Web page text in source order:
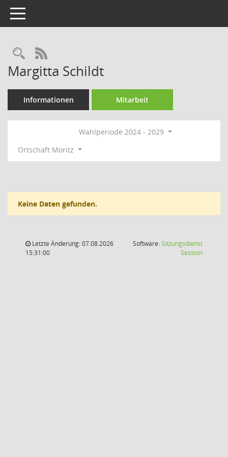
Toggle navigation
Rechercheauswahl
RSS-Feed
Margitta Schildt
Informationen Mitarbeit
Wahlperiode 2024 - 2029
Ortschaft Moritz
Keine Daten gefunden.
Letzte Änderung: 07.08.2026
15:31:00
Software:Sitzungsdienst
Session(Wird in